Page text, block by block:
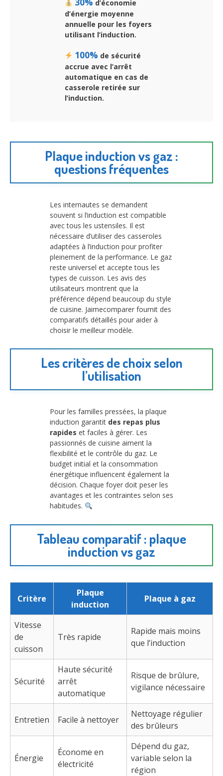
d’économie
d’énergie moyenne
annuelle pour les foyers
utilisant l’induction.
100% de sécurité
accrue avec l’arrêt
automatique en cas de
casserole retirée sur
l’induction.
Plaque induction vs gaz :
questions fréquentes
Les internautes se demandent
souvent si l’induction est compatible
avec tous les ustensiles. Il est
nécessaire d’utiliser des casseroles
adaptées à l’induction pour profiter
pleinement de la performance. Le gaz
reste universel et accepte tous les
types de cuisson. Les avis des
utilisateurs montrent que la
préférence dépend beaucoup du style
de cuisine. Jaimecomparer fournit des
comparatifs détaillés pour aider à
choisir le meilleur modèle.
Les critères de choix selon
l’utilisation
Pour les familles pressées, la plaque
induction garantit des repas plus
rapides et faciles à gérer. Les
passionnés de cuisine aiment la
flexibilité et le contrôle du gaz. Le
budget initial et la consommation
énergétique influencent également la
décision. Chaque foyer doit peser les
avantages et les contraintes selon ses
habitudes.
Tableau comparatif : plaque
induction vs gaz
Critère
Plaque
induction
Plaque à gaz
Vitesse
de
cuisson
Très rapide
Rapide mais moins
que l’induction
Sécurité
Haute sécurité
arrêt
automatique
Risque de brûlure,
vigilance nécessaire
Entretien Facile à nettoyer
Nettoyage régulier
des brûleurs
Énergie
Économe en
électricité
Dépend du gaz,
variable selon la
région